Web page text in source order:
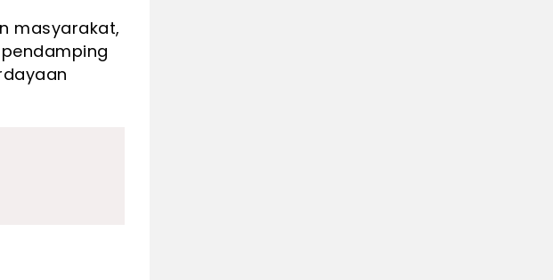
masyarakat,